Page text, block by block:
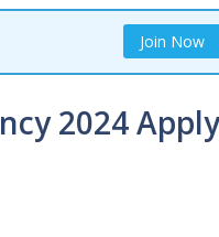
Join Now
2024 Apply